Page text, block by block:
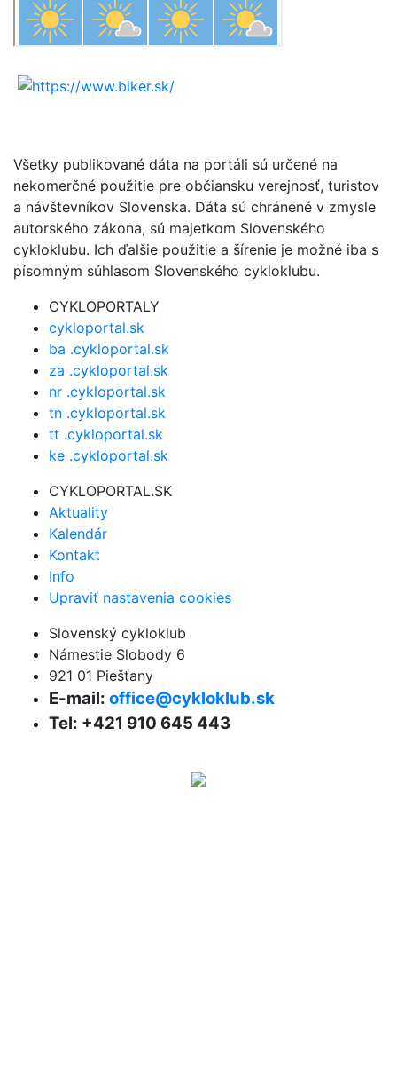
Všetky publikované dáta na portáli sú určené na
nekomerčné použitie pre občiansku verejnosť, turistov
a návštevníkov Slovenska. Dáta sú chránené v zmysle
autorského zákona, sú majetkom Slovenského
cykloklubu. Ich ďalšie použitie a šírenie je možné iba s
písomným súhlasom Slovenského cykloklubu.
CYKLOPORTALY
cykloportal.sk
ba .cykloportal.sk
za .cykloportal.sk
nr .cykloportal.sk
tn .cykloportal.sk
tt .cykloportal.sk
ke .cykloportal.sk
CYKLOPORTAL.SK
Aktuality
Kalendár
Kontakt
Info
Upraviť nastavenia cookies
Slovenský cykloklub
Námestie Slobody 6
921 01 Piešťany
E-mail: office@cykloklub.sk
Tel: +421 910 645 443